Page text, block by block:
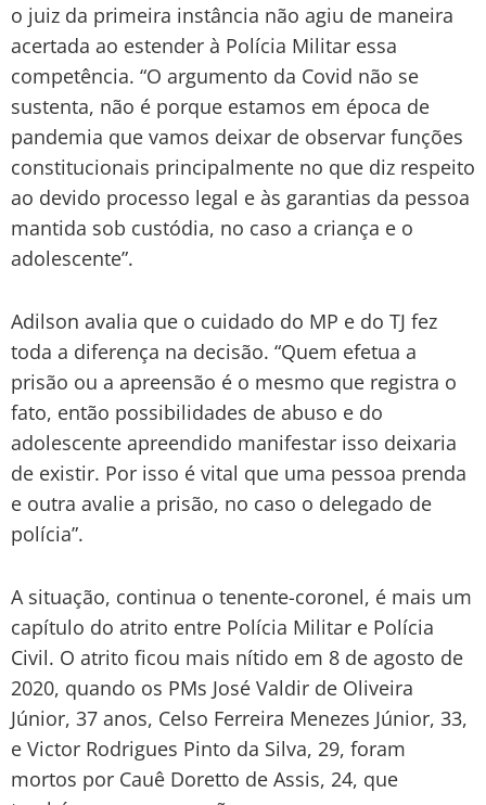
o juiz da primeira instância não agiu de maneira
acertada ao estender à Polícia Militar essa
competência. “O argumento da Covid não se
sustenta, não é porque estamos em época de
pandemia que vamos deixar de observar funções
constitucionais principalmente no que diz respeito
ao devido processo legal e às garantias da pessoa
mantida sob custódia, no caso a criança e o
adolescente”.
Adilson avalia que o cuidado do MP e do TJ fez
toda a diferença na decisão. “Quem efetua a
prisão ou a apreensão é o mesmo que registra o
fato, então possibilidades de abuso e do
adolescente apreendido manifestar isso deixaria
de existir. Por isso é vital que uma pessoa prenda
e outra avalie a prisão, no caso o delegado de
polícia”.
A situação, continua o tenente-coronel, é mais um
capítulo do atrito entre Polícia Militar e Polícia
Civil. O atrito ficou mais nítido em 8 de agosto de
2020, quando os PMs José Valdir de Oliveira
Júnior, 37 anos, Celso Ferreira Menezes Júnior, 33,
e Victor Rodrigues Pinto da Silva, 29, foram
mortos por Cauê Doretto de Assis, 24, que